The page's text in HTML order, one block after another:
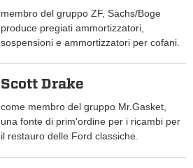
membro del gruppo ZF, Sachs/Boge
produce pregiati ammortizzatori,
sospensioni e ammortizzatori per cofani.
Scott Drake
come membro del gruppo Mr.Gasket,
una fonte di prim'ordine per i ricambi per
il restauro delle Ford classiche.